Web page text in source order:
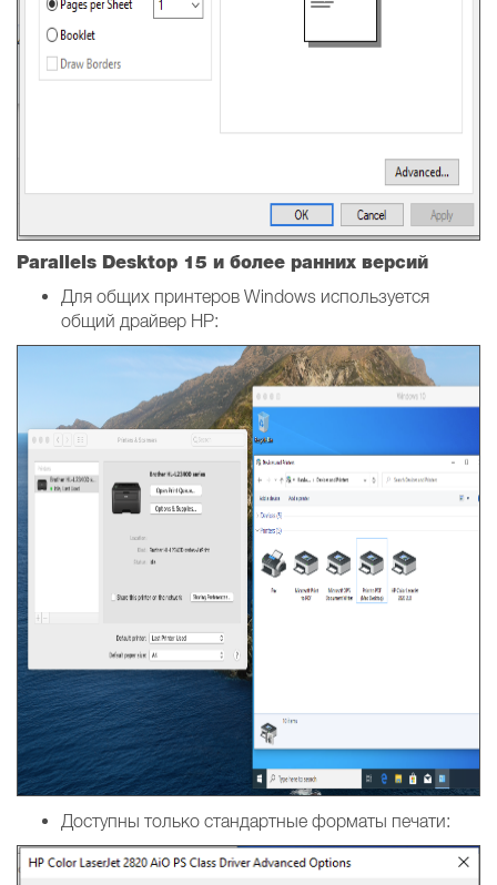
Parallels Desktop 15 и более ранних версий
Для общих принтеров Windows используется
общий драйвер HP:
Доступны только стандартные форматы печати: